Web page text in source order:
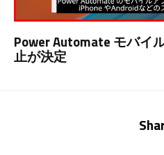
Power Automate モバイ
止が決定